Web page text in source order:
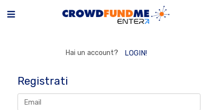
Hai un account? LOGIN!
Registrati